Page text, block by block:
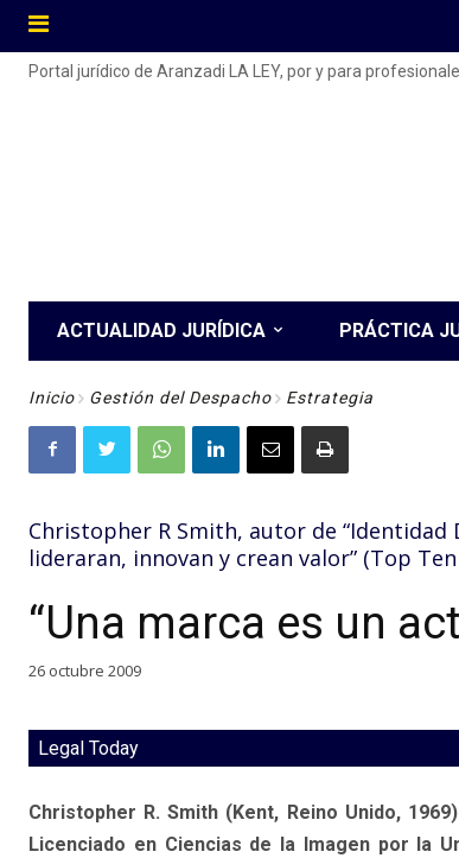
Portal jurídico de Aranzadi LA LEY, por y para
ACTUALIDAD JURÍDICA PRÁCTICA
Inicio Gestión del Despacho Estrategia
Christopher R Smith, autor de
lideraran, innovan y crean valor” (Top
“Una marca es un
26 octubre 2009
Legal Today
Christopher R. Smith (Kent, Reino Unido,
Licenciado en Ciencias de la Imagen por la